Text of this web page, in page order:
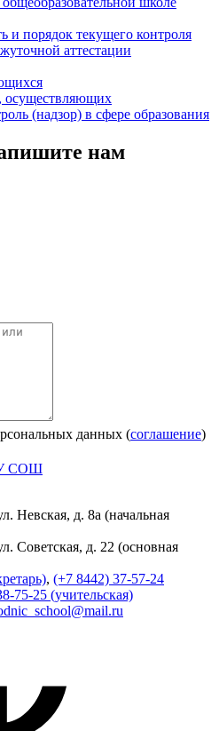
и порядок текущего контроля
аттестации
осуществляющих
(надзор) в сфере образования
нам
данных (соглашение)
СОШ
Невская, д. 8а (начальная
Советская, д. 22 (основная
, (+7 8442) 37-57-24
75-25 (учительская)